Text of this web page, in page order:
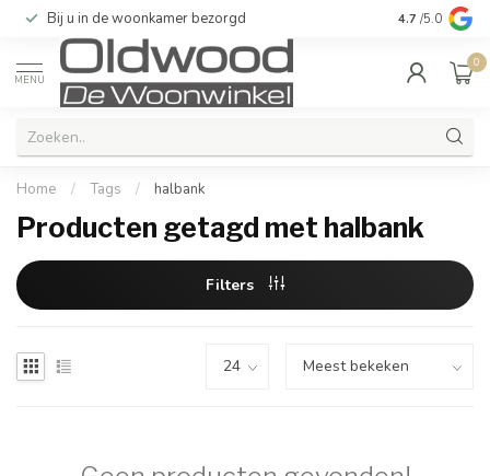
Bij u in de woonkamer bezorgd Kwaliteit &
4.7 /5.0
MENU
0
Home / Tags / halbank
Producten getagd met halbank
Filters